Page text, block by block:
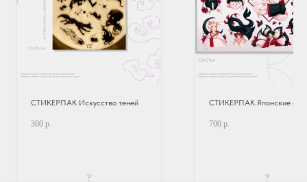
СТИКЕРПАК Искусство теней
300 р.
?
СТИКЕРПАК Японские
700 р.
?